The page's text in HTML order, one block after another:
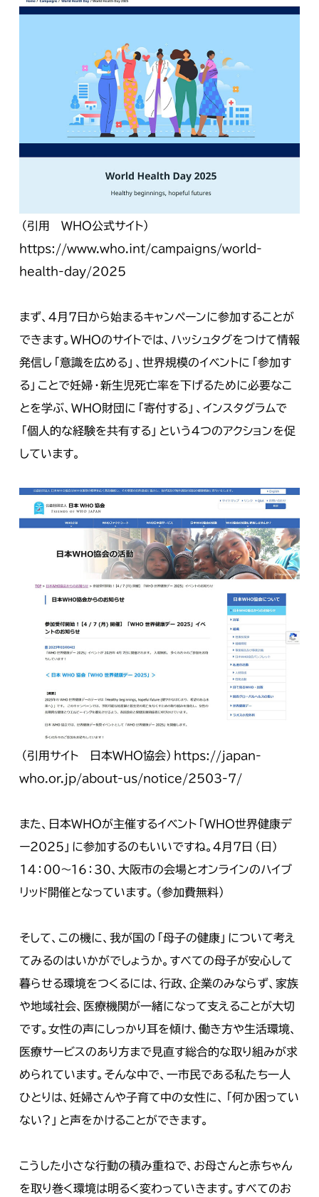
（引用 WHO公式サイト）
https://www.who.int/campaigns/world-
health-day/2025
まず、4月7日から始まるキャンペーンに参加することが
できます。WHOのサイトでは、ハッシュタグをつけて情報
発信し「意識を広める」、世界規模のイベントに「参加す
る」ことで妊婦・新生児死亡率を下げるために必要なこ
とを学ぶ、WHO財団に「寄付する」、インスタグラムで
「個人的な経験を共有する」という４つのアクションを促
しています。
（引用サイト 日本WHO協会） https://japan-
who.or.jp/about-us/notice/2503-7/
また、日本WHOが主催するイベント「WHO世界健康デ
ー2025」に参加するのもいいですね。4月7日（日）
14：00～１６：３０、大阪市の会場とオンラインのハイブ
リッド開催となっています。（参加費無料）
そして、この機に、我が国の「母子の健康」について考え
てみるのはいかがでしょうか。すべての母子が安心して
暮らせる環境をつくるには、行政、企業のみならず、家族
や地域社会、医療機関が一緒になって支えることが大切
です。女性の声にしっかり耳を傾け、働き方や生活環境、
医療サービスのあり方まで見直す総合的な取り組みが求
められています。そんな中で、一市民である私たち一人
ひとりは、妊婦さんや子育て中の女性に、「何か困ってい
ない？」と声をかけることができます。
こうした小さな行動の積み重ねで、お母さんと赤ちゃん
を取り巻く環境は明るく変わっていきます。すべてのお